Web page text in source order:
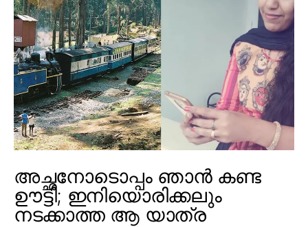
അച്ഛനോടൊപ്പം ഞാൻ കണ്ട
ഊട്ടി; ഇനിയൊരിക്കലും
നടക്കാത്ത ആ യാത്ര